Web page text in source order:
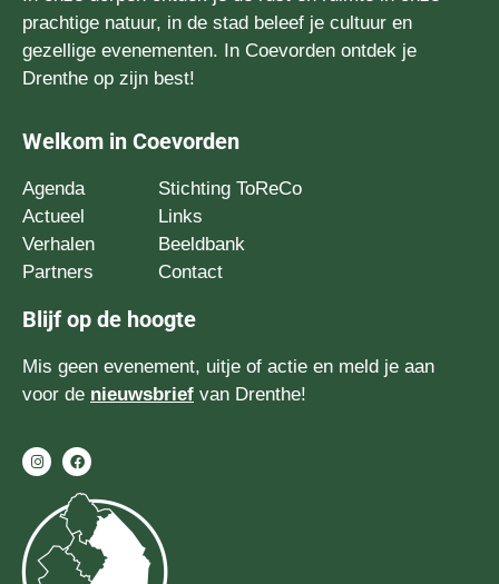
prachtige natuur, in de stad beleef je cultuur en
gezellige evenementen. In Coevorden ontdek je
Drenthe op zijn best!
Welkom in Coevorden
Agenda
Actueel
Verhalen
Partners
Stichting ToReCo
Links
Beeldbank
Contact
Blijf op de hoogte
Mis geen evenement, uitje of actie en meld je aan
voor de nieuwsbrief van Drenthe!